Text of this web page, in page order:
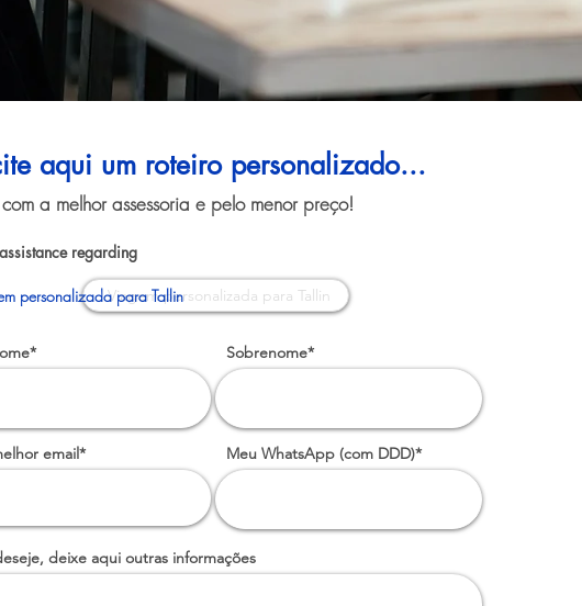
aqui um roteiro personalizado...
a melhor assessoria e pelo menor preço!
regarding
personalizada para Tallin
Sobrenome*
email* Meu WhatsApp (com DDD)*
deixe aqui outras informações